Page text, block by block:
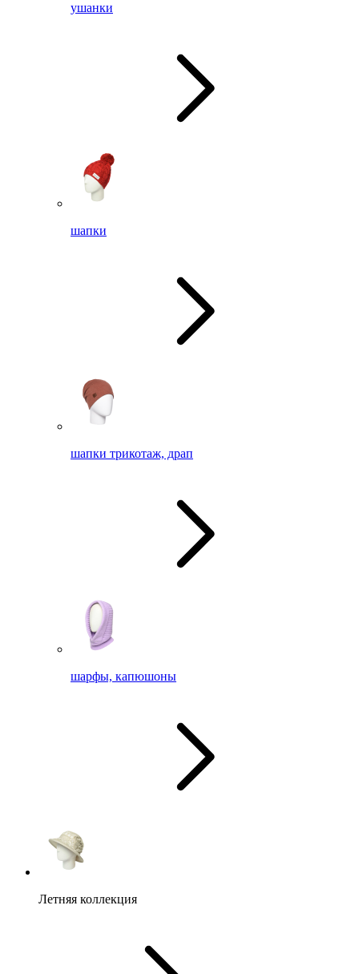
ушанки
шапки
шапки трикотаж, драп
шарфы, капюшоны
Летняя коллекция